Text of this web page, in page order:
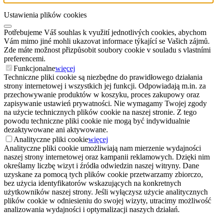
Ustawienia plików cookies
Potřebujeme Váš souhlas k využití jednotlivých cookies, abychom
Vám mimo jiné mohli ukazovat informace týkající se Vašich zájmů.
Zde máte možnost přizpůsobit soubory cookie v souladu s vlastními
preferencemi.
Funkcjonalnewięcej
Techniczne pliki cookie są niezbędne do prawidłowego działania
strony internetowej i wszystkich jej funkcji. Odpowiadają m.in. za
przechowywanie produktów w koszyku, proces zakupowy oraz
zapisywanie ustawień prywatności. Nie wymagamy Twojej zgody
na użycie technicznych plików cookie na naszej stronie. Z tego
powodu techniczne pliki cookie nie mogą być indywidualnie
dezaktywowane ani aktywowane.
Analityczne pliki cookiewięcej
Analityczne pliki cookie umożliwiają nam mierzenie wydajności
naszej strony internetowej oraz kampanii reklamowych. Dzięki nim
określamy liczbę wizyt i źródła odwiedzin naszej witryny. Dane
uzyskane za pomocą tych plików cookie przetwarzamy zbiorczo,
bez użycia identyfikatorów wskazujących na konkretnych
użytkowników naszej strony. Jeśli wyłączysz użycie analitycznych
plików cookie w odniesieniu do swojej wizyty, utracimy możliwość
analizowania wydajności i optymalizacji naszych działań.